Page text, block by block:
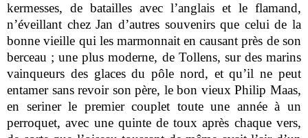
kermesses, de batailles avec l’anglais et le flamand,
n’éveillant chez Jan d’autres souvenirs que celui de la
bonne vieille qui les marmonnait en causant près de son
berceau ; une plus moderne, de Tollens, sur des marins
vainqueurs des glaces du pôle nord, et qu’il ne peut
entamer sans revoir son père, le bon vieux Philip Maas,
en seriner le premier couplet toute une année à un
perroquet, avec une quinte de toux après chaque vers,